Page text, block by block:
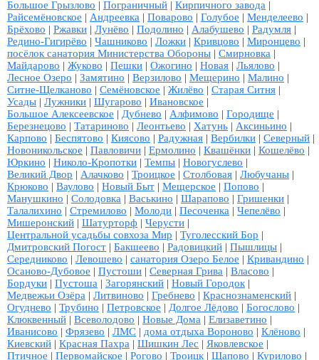
Большое Грызлово | Пограничный | Кирпичного завода |
Райсемёновское | Андреевка | Поварово | Голубое | Менделеево |
Брёхово | Ржавки | Лунёво | Подолино | Алабушево | Радумля |
Редино-Гигирёво | Чашниково | Ложки | Кривцово | Миронцево |
посёлок санатория Министерства Обороны | Смирновка |
Майдарово | Жуково | Пешки | Ожогино | Новая | Льялово |
Лесное Озеро | Замятино | Верзилово | Мещерино | Малино |
Ситне-Щелканово | Семёновское | Жилёво | Старая Ситня |
Усады | Лужники | Шугарово | Ивановское |
Большое Алексеевское | Дубнево | Алфимово | Городище |
Березнецово | Татариново | Леонтьево | Хатунь | Аксиньино |
Карпово | Беспятово | Киясово | Радужная | Вербилки | Северный |
Новоникольское | Павловичи | Ермолино | Квашёнки | Кошелёво |
Юркино | Николо-Кропотки | Темпы | Новогуслево |
Великий Двор | Алачково | Троицкое | Столбовая | Любучаны |
Крюково | Ваулово | Новый Быт | Мещерское | Попово |
Манушкино | Солодовка | Васькино | Шарапово | Гришенки |
Талалихино | Стремилово | Молоди | Песоченка | Чепелёво |
Мишеронский | Шатурторф | Черусти |
Центральной усадьбы совхоза Мир | Туголесский Бор |
Дмитровский Погост | Бакшеево | Радовицкий | Пышлицы |
Середниково | Левошево | санатория Озеро Белое | Кривандино |
Осаново-Дубовое | Пустоши | Северная Грива | Власово |
Бордуки | Пустоша | Загорянский | Новый Городок |
Медвежьи Озёра | Литвиново | Гребнево | Краснознаменский |
Огуднево | Трубино | Петровское | Долгое Лёдово | Богослово |
Клюквенный | Всеволодово | Новые Дома | Елизаветино |
Иванисово | Фрязево | ЛМС | дома отдыха Вороново | Клёново |
Киевский | Красная Пахра | Шишкин Лес | Яковлевское |
Птичное | Первомайское | Рогово | Троицк | Щапово | Курилово |